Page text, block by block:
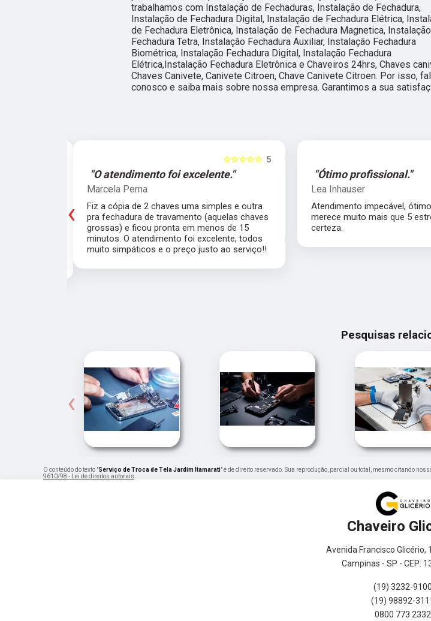
trabalhamos com Instalação de Fechaduras, Instalação de Fechadura,
Instalação de Fechadura Digital, Instalação de Fechadura Elétrica,
de Fechadura Eletrônica, Instalação de Fechadura Magnetica,
Fechadura Tetra, Instalação Fechadura Auxiliar, Instalação Fechadura
Biométrica, Instalação Fechadura Digital, Instalação Fechadura
Elétrica,Instalação Fechadura Eletrônica e Chaveiros 24hrs, Chaves
Chaves Canivete, Canivete Citroen, Chave Canivete Citroen. Por isso,
conosco e saiba mais sobre nossa empresa. Garantimos a sua
5
☆☆☆☆☆
"O atendimento foi excelente."
Marcela Perna
Fiz a cópia de 2 chaves uma simples e outra
pra fechadura de travamento (aquelas chaves
grossas) e ficou pronta em menos de 15
minutos. O atendimento foi excelente, todos
muito simpáticos e o preço justo ao serviço!!
"Ótimo profissional."
Lea Inhauser
Atendimento impecável,
merece muito mais que 5
certeza.
‹
Pesquisas
‹
O conteúdo do texto "Serviço de Troca de Tela Jardim Itamarati" é de direito reservado. Sua reprodução, parcial ou total, mesmo citando
9610/98 - Lei de direitos autorais.
Chaveiro
Avenida Francisco Glicério,
Campinas - SP - CEP:
(19) 3232-9100
(19) 98892-
0800 773 2332